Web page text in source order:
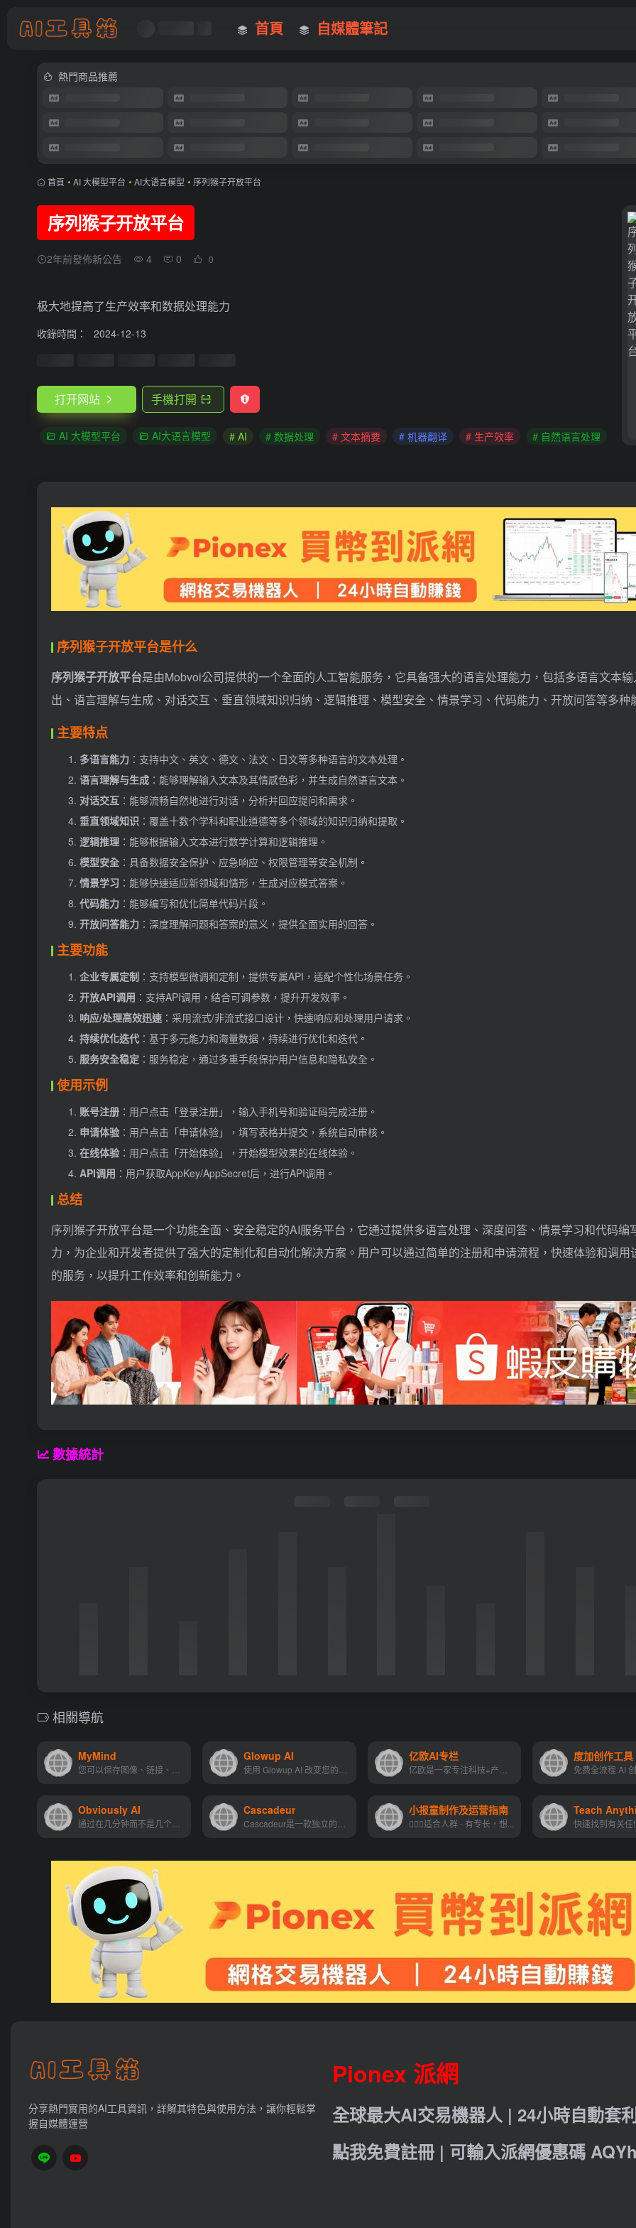
首頁 自媒體筆記
熱門商品推薦
首頁 • AI 大模型平台 • AI大语言模型 • 序列猴子开放平台
序列猴子开放平台
2年前發佈新公告 4 0 0
极大地提高了生产效率和数据处理能力
收錄時間： 2024-12-13
打开网站 手機打開
AI 大模型平台 AI大语言模型 # AI # 数据处理 # 文本摘要 # 机器翻译 # 生产效率 # 自然语言处理
序列猴子开放平台是什么
序列猴子开放平台是由Mobvoi公司提供的一个全面的人工智能服务，它具备强大的语言处理能力，包括多语言文本
出、语言理解与生成、对话交互、垂直领域知识归纳、逻辑推理、模型安全、情景学习、代码能力、开放问答等多种
主要特点
多语言能力 ：支持中文、英文、德文、法文、日文等多种语言的文本处理。
语言理解与生成 ：能够理解输入文本及其情感色彩，并生成自然语言文本。
对话交互 ：能够流畅自然地进行对话，分析并回应提问和需求。
垂直领域知识 ：覆盖十数个学科和职业道德等多个领域的知识归纳和提取。
逻辑推理 ：能够根据输入文本进行数学计算和逻辑推理。
模型安全 ：具备数据安全保护、应急响应、权限管理等安全机制。
情景学习 ：能够快速适应新领域和情形，生成对应模式答案。
代码能力 ：能够编写和优化简单代码片段。
开放问答能力 ：深度理解问题和答案的意义，提供全面实用的回答。
主要功能
企业专属定制 ：支持模型微调和定制，提供专属API，适配个性化场景任务。
开放API调用 ：支持API调用，结合可调参数，提升开发效率。
响应/处理高效迅速 ：采用流式/非流式接口设计，快速响应和处理用户请求。
持续优化迭代 ：基于多元能力和海量数据，持续进行优化和迭代。
服务安全稳定 ：服务稳定，通过多重手段保护用户信息和隐私安全。
使用示例
账号注册 ：用户点击「登录注册」，输入手机号和验证码完成注册。
申请体验 ：用户点击「申请体验」，填写表格并提交，系统自动审核。
在线体验 ：用户点击「开始体验」，开始模型效果的在线体验。
API调用 ：用户获取AppKey/AppSecret后，进行API调用。
总结
序列猴子开放平台是一个功能全面、安全稳定的AI服务平台，它通过提供多语言处理、深度问答、情景学习和代码编
力，为企业和开发者提供了强大的定制化和自动化解决方案。用户可以通过简单的注册和申请流程，快速体验和调用
的服务，以提升工作效率和创新能力。
數據統計
相關導航
MyMind Glowup AI 亿欧AI专栏 度加创作工具
Obviously AI Cascadeur 小报童制作及运营指南
💁🏻‍♀️适合人群 - 有专长，想...
Teach
分享熱門實用的AI工具資訊，詳解其特色與使用方法，讓你輕鬆掌
握自媒體運營
Pionex 派網
全球最大AI交易機器人 | 24小時自動套
點我免費註冊 | 可輸入派網優惠碼